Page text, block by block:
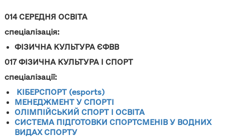
014СЕРЕДНЯ ОСВІТА
спеціалізація:
ФІЗИЧНА КУЛЬТУРА ЄФВВ
017 ФІЗИЧНА КУЛЬТУРА І СПОРТ
спеціалізації:
КІБЕРСПОРТ (еsports)
МЕНЕДЖМЕНТ У СПОРТІ
ОЛІМПІЙСЬКИЙ СПОРТ І ОСВІТА
СИСТЕМА ПІДГОТОВКИ СПОРТСМЕНІВ У ВОДНИХ
ВИДАХ СПОРТУ